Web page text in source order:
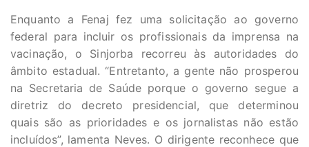
Enquanto a Fenaj fez uma solicitação ao governo
federal para incluir os profissionais da imprensa na
vacinação, o Sinjorba recorreu às autoridades do
âmbito estadual. “Entretanto, a gente não prosperou
na Secretaria de Saúde porque o governo segue a
diretriz do decreto presidencial, que determinou
quais são as prioridades e os jornalistas não estão
incluídos”, lamenta Neves. O dirigente reconhece que